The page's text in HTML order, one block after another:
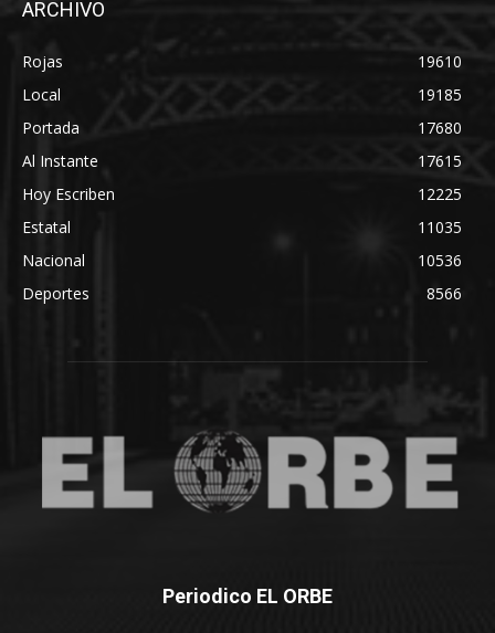
ARCHIVO
Rojas
19610
Local
19185
Portada
17680
Al Instante
17615
Hoy Escriben
12225
Estatal
11035
Nacional
10536
Deportes
8566
Periodico EL ORBE